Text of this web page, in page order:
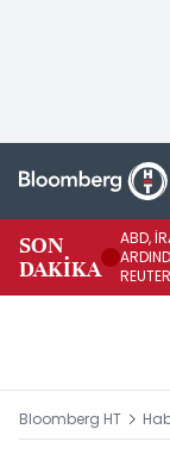
SON
DAKİKA
ABD,
Bloomberg HT